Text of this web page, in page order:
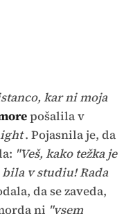
kar ni moja
pošalila v
. Pojasnila je, da
"Veš, kako težka je
bila v studiu! Rada
da se zaveda,
ni "vsem